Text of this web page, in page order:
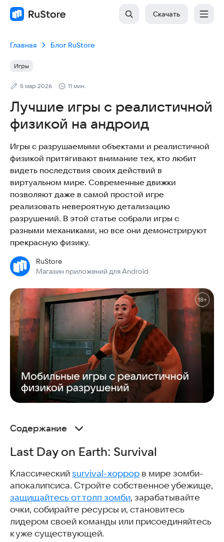
Скачать
Главная Блог RuStore
Игры
5 мар 2026 11 мин.
Лучшие игры с реалистичной
физикой на андроид
Игры с разрушаемыми объектами и реалистичной
физикой притягивают внимание тех, кто любит
видеть последствия своих действий в
виртуальном мире. Современные движки
позволяют даже в самой простой игре
реализовать невероятную детализацию
разрушений. В этой статье собрали игры с
разными механиками, но все они демонстрируют
прекрасную физику.
RuStore
Магазин приложений для Android
Содержание
Крутой рыбак
Riding Extreme 3D
World of Fishers
Земля Мёртвых
Машинист Московского Метро 3D
Stickman Dismounting
MetroMosSim: Симулятор Машиниста Московского
Last Day on Earth: Survival
Классический survival-хоррор в мире зомби-
апокалипсиса. Стройте собственное убежище,
защищайтесь от толп зомби, зарабатывайте
очки, собирайте ресурсы и, становитесь
лидером своей команды или присоединяйтесь
к уже существующей.